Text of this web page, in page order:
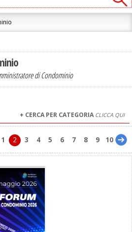
di Condominio
+ CERCA PER CATEGORIA CLICCA QUI
1 2 3 4 5 6 7 8 9 10